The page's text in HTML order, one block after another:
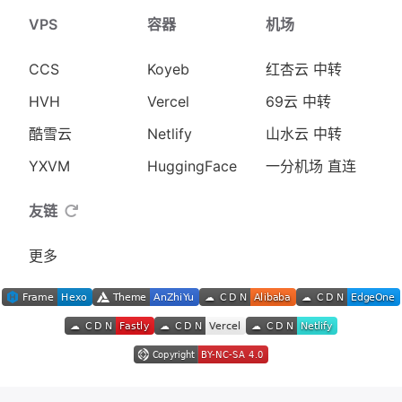
VPS
CCS
HVH
酷雪云
YXVM
容器
Koyeb
Vercel
Netlify
HuggingFace
机场
红杏云 中转
69云 中转
山水云 中转
一分机场 直连
友链
更多